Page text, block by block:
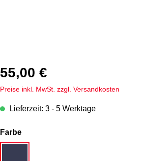
55,00 €
Preise inkl. MwSt. zzgl. Versandkosten
Lieferzeit: 3 - 5 Werktage
Farbeauswählen